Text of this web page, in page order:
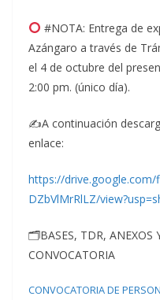
#NOTA: Entrega de
Azángaro a través de
el 4 de octubre del
2:00 pm. (único día).
✍A continuación
enlace:
https://drive.google.com/
DZbVlMrRlLZ/
🗂BASES, TDR, ANEXOS
CONVOCATORIA
CONVOCATORIA DE